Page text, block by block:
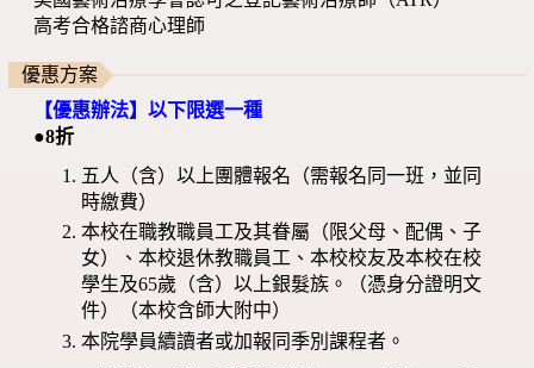
高考合格諮商心理師
優惠方案
【優惠辦法】以下限選一種
●8折
五人（含）以上團體報名（需報名同一班，並同
時繳費）
本校在職教職員工及其眷屬（限父母、配偶、子
女）、本校退休教職員工、本校校友及本校在校
學生及65歲（含）以上銀髮族。（憑身分證明文
件）（本校含師大附中）
本院學員續讀者或加報同季別課程者。